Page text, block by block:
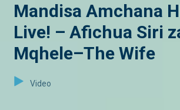
Mandisa Amchana
Live! – Afichua Siri
Mqhele–The Wife
Video